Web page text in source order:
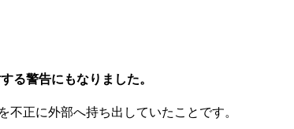
る警告にもなりました。
正に外部へ持ち出していたことです。